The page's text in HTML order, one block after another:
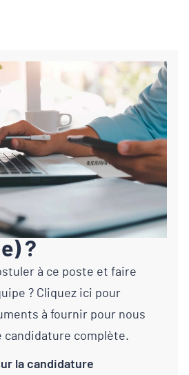
?
à ce poste et faire
? Cliquez ici pour
à fournir pour nous
complète.
la candidature